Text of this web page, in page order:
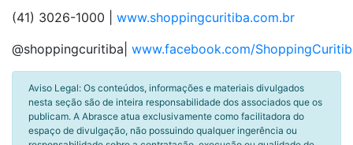
(41) 3026-1000 | www.shoppingcuritiba.com.br
@shoppingcuritiba| www.facebook.com/
Aviso Legal: Os conteúdos, informações e materiais divulgados
nesta seção são de inteira responsabilidade dos associados que os
publicam. A Abrasce atua exclusivamente como facilitadora do
espaço de divulgação, não possuindo qualquer ingerência ou